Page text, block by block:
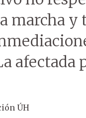
marcha
afectada
ÚH